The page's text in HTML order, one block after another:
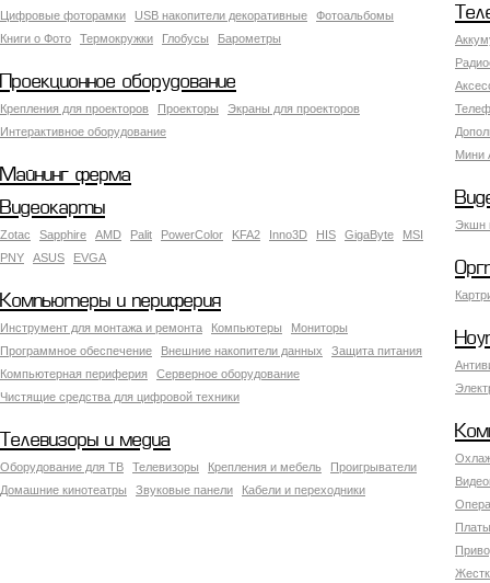
Цифровые фоторамки USB накопители декоративные
Фотоальбомы
Книги о Фото
Термокружки Глобусы Барометры
Мини
Проекционное оборудование
Крепления для проекторов Проекторы
Экраны для проекторов
Интерактивное оборудование
Майнинг ферма
Экшн
Видеокарты
Zotac Sapphire AMD Palit PowerColor KFA2 Inno3D HIS GigaByte
MSI
PNY
ASUS EVGA
Компьютеры и периферия
Инструмент для монтажа и ремонта Компьютеры
Мониторы
Программное обеспечение
Внешние накопители данных
Защита питания
Компьютерная периферия
Серверное оборудование
Чистящие средства для цифровой техники
Телевизоры и медиа
Оборудование для ТВ Телевизоры Крепления и мебель
Проигрыватели
Домашние кинотеатры
Звуковые панели Кабели и переходники